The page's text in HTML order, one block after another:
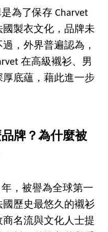
為了保存 Charvet
製衣文化，品牌未
，外界普遍認為，
在高級襯衫、男
底蘊，藉此進一步
牌？為什麼被
年，被譽為全球第一
歷史最悠久的襯衫
名流與文化人士提